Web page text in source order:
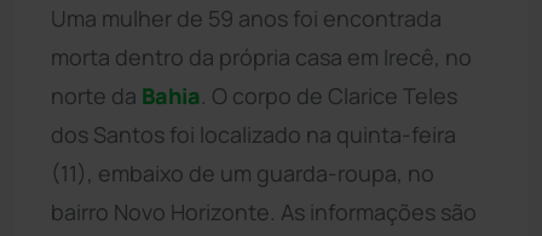
Uma mulher de 59 anos foi encontrada
morta dentro da própria casa em Irecê, no
norte da Bahia . O corpo de Clarice Teles
dos Santos foi localizado na quinta-feira
(11), embaixo de um guarda-roupa, no
bairro Novo Horizonte. As informações são